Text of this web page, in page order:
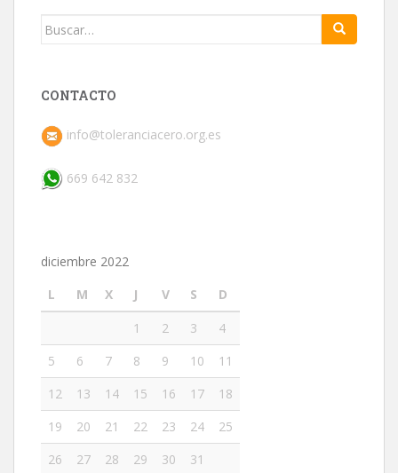
Buscar:
CONTACTO
info@toleranciacero.org.es
669 642 832
diciembre 2022
L
M X J V S
D
1
2 3
4
5
6 7 8 9 10
11
12
13 14 15 16 17
18
19
20 21 22 23 24
25
26
27 28 29 30 31